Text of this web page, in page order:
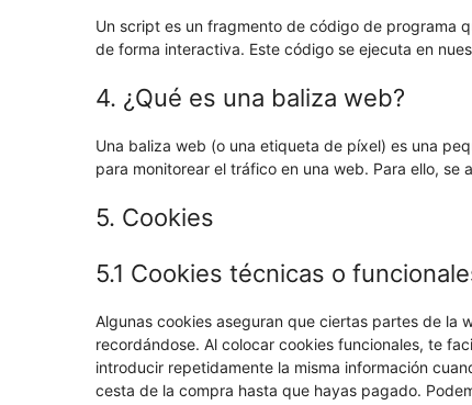
Un script es un fragmento de código de programa
de forma interactiva. Este código se ejecuta en
4. ¿Qué es una baliza web?
Una baliza web (o una etiqueta de píxel) es una
para monitorear el tráfico en una web. Para ello,
5. Cookies
5.1 Cookies técnicas o
Algunas cookies aseguran que ciertas partes de la
recordándose. Al colocar cookies funcionales, te
introducir repetidamente la misma información
cesta de la compra hasta que hayas pagado.